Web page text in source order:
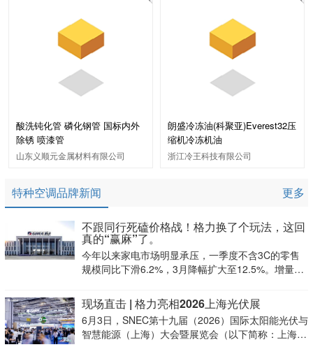
酸洗钝化管 磷化钢管 国标内外
除锈 喷漆管
山东义顺元金属材料有限公司
朗盛冷冻油(科聚亚)Everest32压
缩机冷冻机油
浙江冷王科技有限公司
特种空调品牌新闻 更多
不跟同行死磕价格战！格力换了个玩法，这回
真的“赢麻”了。
今年以来家电市场明显承压，一季度不含3C的零售
规模同比下滑6.2%，3月降幅扩大至12.5%。增量见
急需在不确定的环境中拉高韧性。
现场直击 | 格力亮相2026上海光伏展
6月3日，SNEC第十九届（2026）国际太阳能光伏与
智慧能源（上海）大会暨展览会（以下简称：上海光